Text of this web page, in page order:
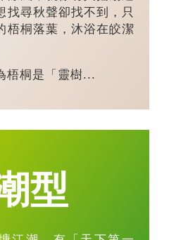
劃 藏
小城大業｜浙
億璀璨王國？
找尋秋聲卻找不到，只
梧桐落葉，沐浴在皎潔
桐是「靈樹...
型